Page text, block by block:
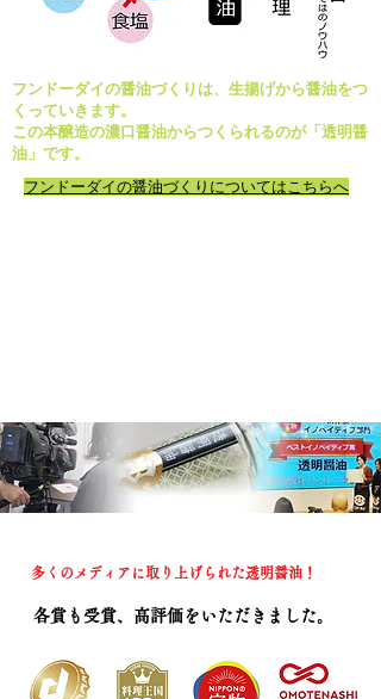
フンドーダイの醤油づくりは、生揚げから醤油をつ
くっていきます。
この本醸造の濃口醤油からつくられるのが「透明醤
油」です。
フンドーダイの醤油づくりについてはこちらへ
多くのメディアに取り上げられた透明醤油！
各賞も受賞、高評価をいただきました。